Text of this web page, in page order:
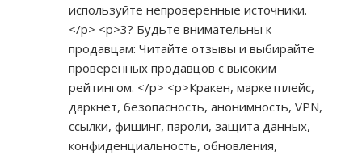
используйте непроверенные источники.
</p> <p>3? Будьте внимательны к
продавцам: Читайте отзывы и выбирайте
проверенных продавцов с высоким
рейтингом. </p> <p>Кракен, маркетплейс,
даркнет, безопасность, анонимность, VPN,
ссылки, фишинг, пароли, защита данных,
конфиденциальность, обновления,